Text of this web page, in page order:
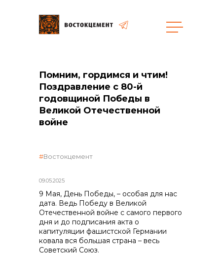
Объекты
общая информация
реализация неликвидов
контакты отдела закупок
Помним, гордимся и чтим!
Поздравление с 80-й
годовщиной Победы в
Великой Отечественной
войне
09.05.2025
Востокцемент
9 Мая, День Победы, – особая для нас
дата. Ведь Победу в Великой
Отечественной войне с самого первого
дня и до подписания акта о
капитуляции фашистской Германии
ковала вся большая страна – весь
Советский Союз.